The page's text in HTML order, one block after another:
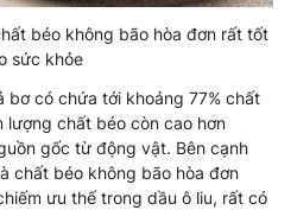
béo không bão hòa đơn rất tốt
sức khỏe
bơ có chứa tới khoảng 77% chất
lượng chất béo còn cao hơn
gốc từ động vật. Bên cạnh
chất béo không bão hòa đơn
ưu thế trong dầu ô liu, rất có